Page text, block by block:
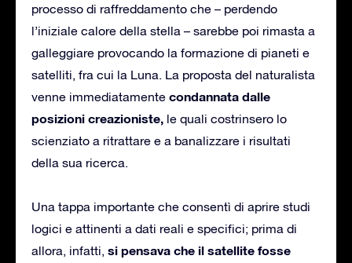
processo di raffreddamento che – perdendo
l’iniziale calore della stella – sarebbe poi rimasta a
galleggiare provocando la formazione di pianeti e
satelliti, fra cui la Luna. La proposta del naturalista
venne immediatamente condannata dalle
posizioni creazioniste, le quali costrinsero lo
scienziato a ritrattare e a banalizzare i risultati
della sua ricerca.
Una tappa importante che consentì di aprire studi
logici e attinenti a dati reali e specifici; prima di
allora, infatti, si pensava che il satellite fosse